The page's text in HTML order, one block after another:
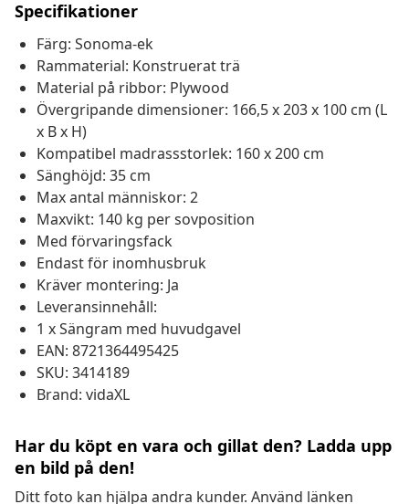
Specifikationer
Färg: Sonoma-ek
Rammaterial: Konstruerat trä
Material på ribbor: Plywood
Övergripande dimensioner: 166,5 x 203 x 100 cm (L
x B x H)
Kompatibel madrassstorlek: 160 x 200 cm
Sänghöjd: 35 cm
Max antal människor: 2
Maxvikt: 140 kg per sovposition
Med förvaringsfack
Endast för inomhusbruk
Kräver montering: Ja
Leveransinnehåll:
1 x Sängram med huvudgavel
EAN: 8721364495425
SKU: 3414189
Brand: vidaXL
Har du köpt en vara och gillat den? Ladda upp
en bild på den!
Ditt foto kan hjälpa andra kunder. Använd länken